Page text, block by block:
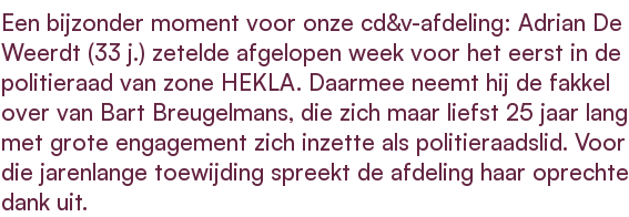
Een bijzonder moment voor onze cd&v-afdeling: Adrian De
Weerdt (33 j.) zetelde afgelopen week voor het eerst in de
politieraad van zone HEKLA. Daarmee neemt hij de fakkel
over van Bart Breugelmans, die zich maar liefst 25 jaar lang
met grote engagement zich inzette als politieraadslid. Voor
die jarenlange toewijding spreekt de afdeling haar oprechte
dank uit.